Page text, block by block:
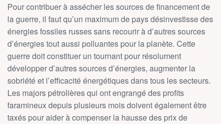
Pour contribuer à assécher les sources de financement de
la guerre, il faut qu’un maximum de pays désinvestisse des
énergies fossiles russes sans recourir à d’autres sources
d’énergies tout aussi polluantes pour la planète. Cette
guerre doit constituer un tournant pour résolument
développer d’autres sources d’énergies, augmenter la
sobriété et l’efficacité énergétiques dans tous les secteurs.
Les majors pétrolières qui ont engrangé des profits
faramineux depuis plusieurs mois doivent également être
taxés pour aider à compenser la hausse des prix de